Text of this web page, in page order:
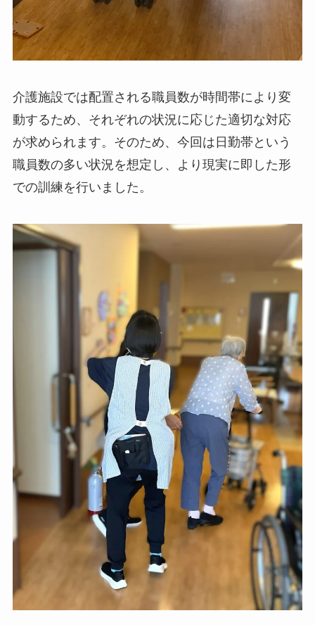
介護施設では配置される職員数が時間帯により変
動するため、それぞれの状況に応じた適切な対応
が求められます。そのため、今回は日勤帯という
職員数の多い状況を想定し、より現実に即した形
での訓練を行いました。